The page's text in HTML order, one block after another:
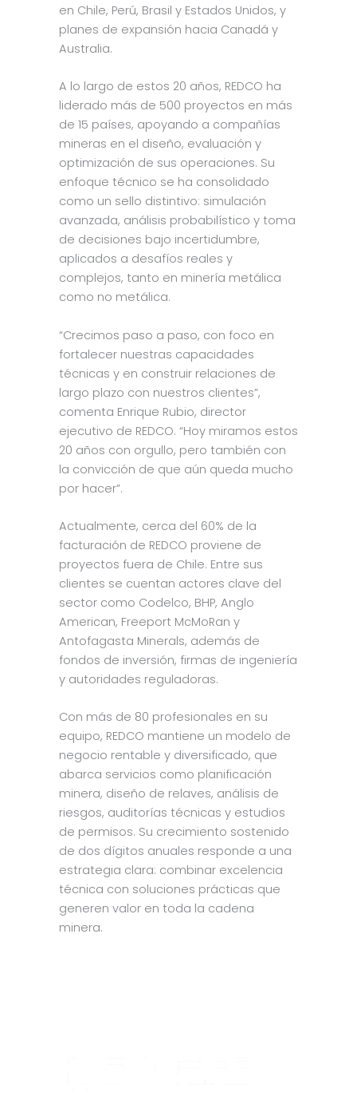
en Chile, Perú, Brasil y Estados Unidos, y
planes de expansión hacia Canadá y
Australia.
A lo largo de estos 20 años, REDCO ha
liderado más de 500 proyectos en más
de 15 países, apoyando a compañías
mineras en el diseño, evaluación y
optimización de sus operaciones. Su
enfoque técnico se ha consolidado
como un sello distintivo: simulación
avanzada, análisis probabilístico y toma
de decisiones bajo incertidumbre,
aplicados a desafíos reales y
complejos, tanto en minería metálica
como no metálica.
“Crecimos paso a paso, con foco en
fortalecer nuestras capacidades
técnicas y en construir relaciones de
largo plazo con nuestros clientes”,
comenta Enrique Rubio, director
ejecutivo de REDCO. “Hoy miramos estos
20 años con orgullo, pero también con
la convicción de que aún queda mucho
por hacer”.
Actualmente, cerca del 60% de la
facturación de REDCO proviene de
proyectos fuera de Chile. Entre sus
clientes se cuentan actores clave del
sector como Codelco, BHP, Anglo
American, Freeport McMoRan y
Antofagasta Minerals, además de
fondos de inversión, firmas de ingeniería
y autoridades reguladoras.
Con más de 80 profesionales en su
equipo, REDCO mantiene un modelo de
negocio rentable y diversificado, que
abarca servicios como planificación
minera, diseño de relaves, análisis de
riesgos, auditorías técnicas y estudios
de permisos. Su crecimiento sostenido
de dos dígitos anuales responde a una
estrategia clara: combinar excelencia
técnica con soluciones prácticas que
generen valor en toda la cadena
minera.